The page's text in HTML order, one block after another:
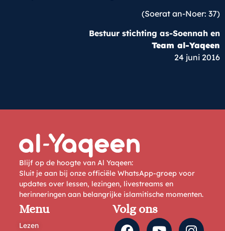
(Soerat an-Noer: 37)
Bestuur stichting as-Soennah en
Team al-Yaqeen
24 juni 2016
Blijf op de hoogte van Al Yaqeen:
Sluit je aan bij onze officiële WhatsApp-groep voor
updates over lessen, lezingen, livestreams en
herinneringen aan belangrijke islamitische momenten.
Menu
Lezen
Volg ons